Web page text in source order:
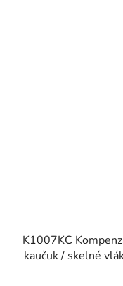
K1007KC
kaučuk / skelné